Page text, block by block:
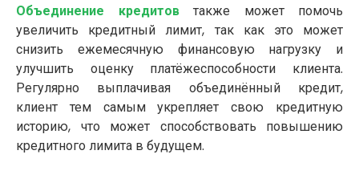
Объединение кредитовтакже может помочь
увеличить кредитный лимит, так как это может
снизить ежемесячную финансовую нагрузку и
улучшить оценку платёжеспособности клиента.
Регулярно выплачивая объединённый кредит,
клиент тем самым укрепляет свою кредитную
историю, что может способствовать повышению
кредитного лимита в будущем.